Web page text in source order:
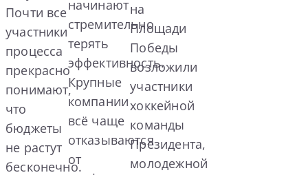
Почти все
участники
процесса
прекрасно
понимают,
что
бюджеты
не растут
бесконечно.
начинают
стремительно
терять
эффективность.
Крупные
компании
всё чаще
отказываются
от
на
Площади
Победы
возложили
участники
хоккейной
команды
Президента,
молодежной